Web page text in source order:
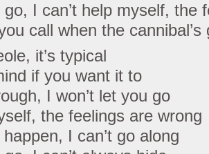
go, I can’t help myself, the
call when the cannibal’s
it’s typical
if you want it to
I won’t let you go
the feelings are wrong
I can’t go along